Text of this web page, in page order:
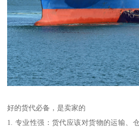
好的货代必备，是卖家的
1. 专业性强：货代应该对货物的运输、